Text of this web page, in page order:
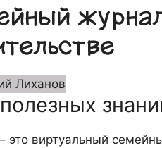
– это виртуальный